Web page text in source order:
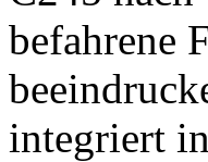
befahrene
integriert